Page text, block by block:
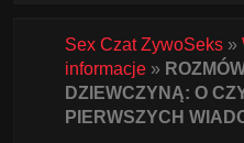
Azjatycka
Babcie
Sex Czat ZywoSeks »
informacje »
DZIEWCZYNĄ: O
PIERWSZYCH